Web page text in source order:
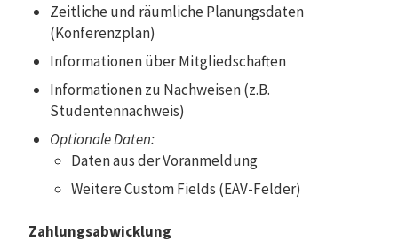
Zeitliche und räumliche Planungsdaten
(Konferenzplan)
Informationen über Mitgliedschaften
Informationen zu Nachweisen (z.B.
Studentennachweis)
Optionale Daten:
Daten aus der Voranmeldung
Weitere Custom Fields (EAV-Felder)
Zahlungsabwicklung